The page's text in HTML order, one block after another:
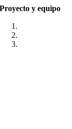
Proyecto y equipo